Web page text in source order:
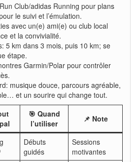
Club/adidas Running pour plans
le suivi et l’émulation.
avec un(e) ami(e) ou club local
et la convivialité.
5 km dans 3 mois, puis 10 km; se
étape.
Garmin/Polar pour contrôler
musique douce, parcours agréable,
et un sourire qui change tout.
🎯 Quand
l’utiliser
📌 Note
Débuts
guidés
Sessions
motivantes